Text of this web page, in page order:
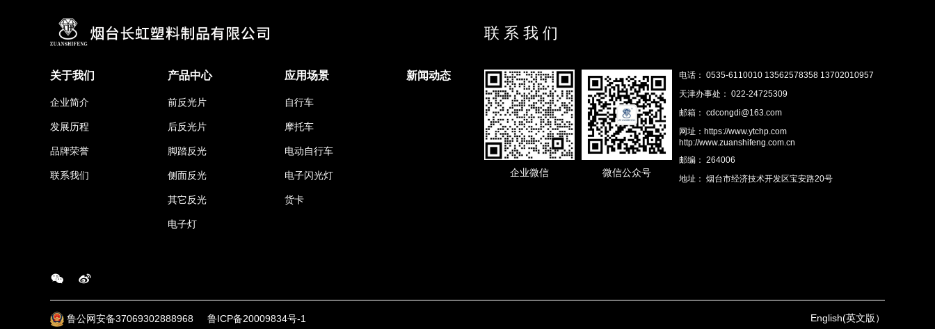
关于我们
企业简介
发展历程
品牌荣誉
联系我们
产品中心
前反光片
后反光片
脚踏反光
侧面反光
其它反光
电子灯
应用场景
自行车
摩托车
电动自行车
电子闪光灯
货卡
新闻动态
联 系 我 们
企业微信 微信公众号
电话： 0535-6110010 13562578358 13702010957
天津办事处： 022-24725309
邮箱： cdcongdi@163.com
网址：https://www.ytchp.com
http://www.zuanshifeng.com.cn
邮编： 264006
地址： 烟台市经济技术开发区宝安路20号
鲁公网安备37069302888968 鲁ICP备20009834号-1 English(英文版）